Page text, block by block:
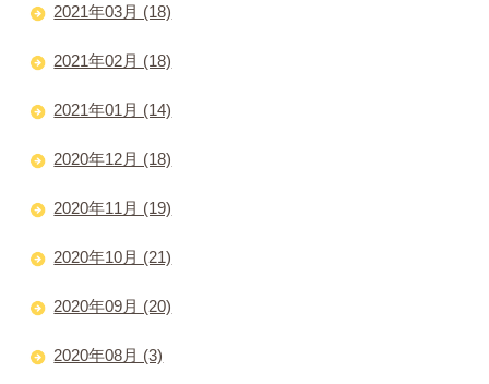
2021年03月 (18)
2021年02月 (18)
2021年01月 (14)
2020年12月 (18)
2020年11月 (19)
2020年10月 (21)
2020年09月 (20)
2020年08月 (3)